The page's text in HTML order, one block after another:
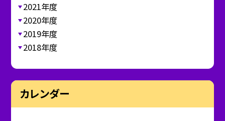
2021年度
2020年度
2019年度
2018年度
カレンダー